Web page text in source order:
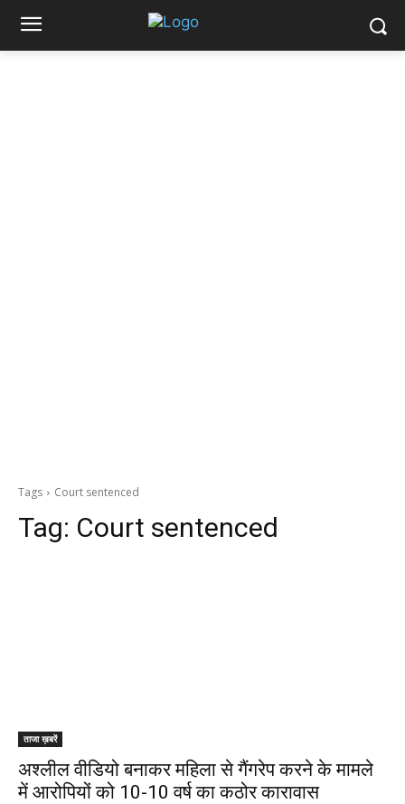
Tags Court sentenced
Tag: Court sentenced
ताजा ख़बरें
अश्लील वीडियो बनाकर महिला से गैंगरेप करने के मामले
में आरोपियों को 10-10 वर्ष का कठोर कारावास